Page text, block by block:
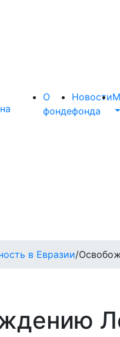
О
фонде
Новости
фонда
в Евразии/